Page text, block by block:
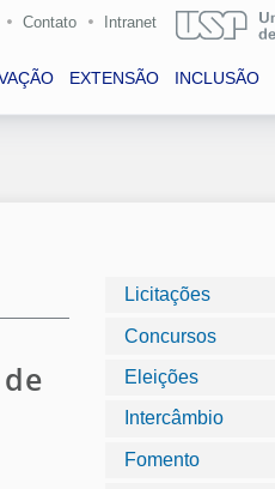
Contato Intranet
EXTENSÃO INCLUSÃO
Licitações
Concursos
Eleições
Intercâmbio
Fomento